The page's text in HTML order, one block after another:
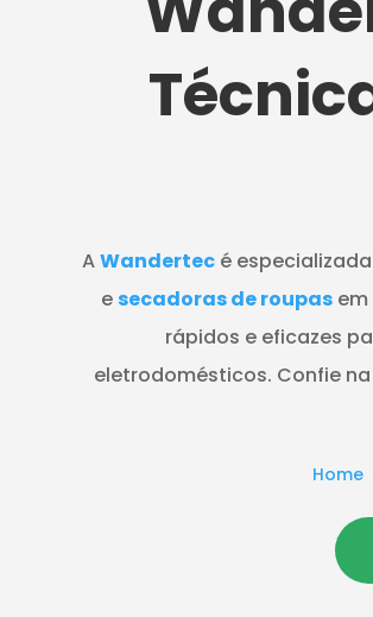
AWandertecé
e secadoras de roupas
rápidos e eficazes
eletrodomésticos. Confie na
Home